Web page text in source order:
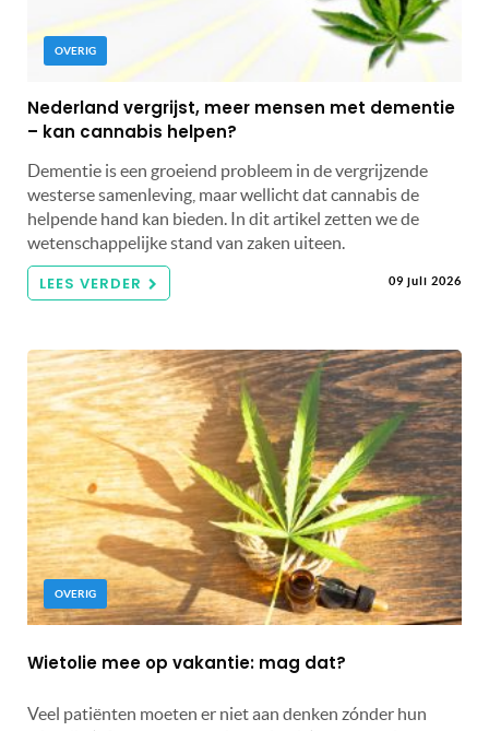
OVERIG
Nederland vergrijst, meer mensen met dementie
– kan cannabis helpen?
Dementie is een groeiend probleem in de vergrijzende
westerse samenleving, maar wellicht dat cannabis de
helpende hand kan bieden. In dit artikel zetten we de
wetenschappelijke stand van zaken uiteen.
LEES VERDER 09 juli 2026
OVERIG
Wietolie mee op vakantie: mag dat?
Veel patiënten moeten er niet aan denken zónder hun